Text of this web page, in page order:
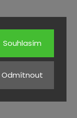
Odmítnout
Souhlasím